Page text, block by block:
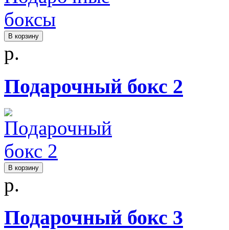
В корзину
р.
Подарочный бокс 2
В корзину
р.
Подарочный бокс 3